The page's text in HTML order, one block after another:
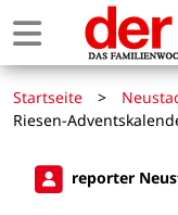
Startseite >
Riesen-
reporter